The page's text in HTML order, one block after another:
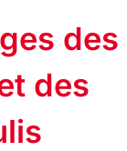
des
des